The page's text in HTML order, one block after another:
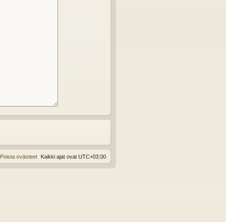
Kaikki ajat ovat UTC+03:00
Poista evästeet